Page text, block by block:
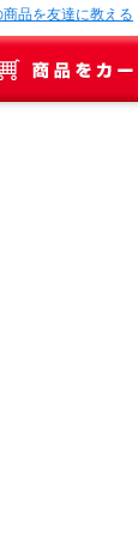
商品を友達に教える